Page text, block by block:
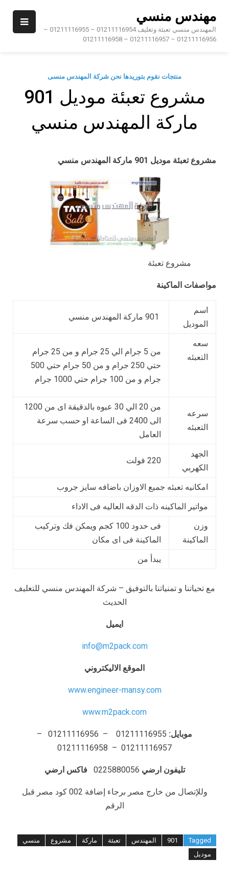
content
مهندس منسي
المهندس منسي تعبئة وتغليف 01211116954 – 01211116955 –
01211116956 – 01211116957 – 01211116958
منتجات نقوم بتوريدها نحن شركة المهندس منسى
مشروع تعبئة موديل 901
ماركة المهندس منسي
مشروع تعبئة موديل 901 ماركة المهندس منسي
مشروع تعبئة
مواصفات الماكينة
اسم
الموديل
سعه
التعبئه
من 5 جرام الي 25 جرام و من 25 جرام
حتي 250 جرام و من 50 جرام حتي 500
جرام و من 100 جرام حتي 1000 جرام
سرعه
التعبئه
من 20 الي 30 عبوه بالدقيقة اى من 1200
الى 2400 فى الساعة او حسب سرعة
العامل
الجهد
الكهربي
220 فولت
امكانيه تعبئه جميع الاوزان باضافه سايز جروب
مواتير الماكينه ذات الدقه العاليه فى الاداء
وزن
الماكينة
فى حدود 100 كجم ويمكن فك وتركيب
الماكينة فى اى مكان
يبدأ من
مع تحياتنا و تمنياتنا بالتوفيق – شركة المهندس منسي للتغليف
الحديث
ايميل
info@m2pack.com
الموقع الاليكتروني
www.engineer-mansy.com
www.m2pack.com
موبايل:
01211116955 – 01211116956 –
01211116957 – 01211116958
تليفون ارضي 0225880056 فاكس ارضي
وللإتصال من خارج مصر برجاء إضافة 002 كود مصر قبل
الرقم
Tagged
901 المهندس تعبئة ماركة مشروع
منسي
موديل